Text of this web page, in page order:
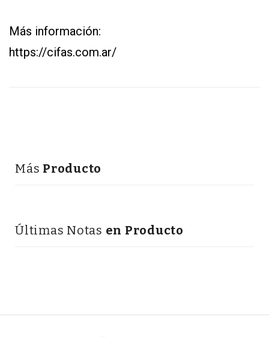
Más información:
https://cifas.com.ar/
Más Producto
Últimas Notas en Producto